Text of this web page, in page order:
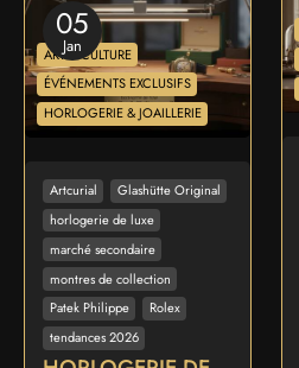
05
Jan
ART & CULTURE
ÉVÉNEMENTS EXCLUSIFS
HORLOGERIE & JOAILLERIE
Artcurial
Glashütte Original
horlogerie de luxe
marché secondaire
montres de collection
Patek Philippe
Rolex
tendances 2026